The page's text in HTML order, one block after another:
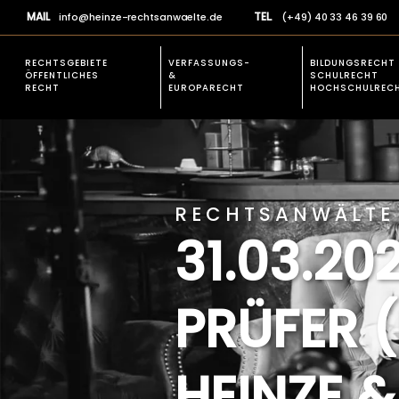
MAIL info@heinze-rechtsanwaelte.de TEL. (+49) 40 33 46 39 60
RECHTSGEBIETE
ÖFFENTLICHES
RECHT
EXPERTISE
Rechtsgebiete allgemein
Prüfungsrecht
Studienplatz einklagen
Öffentliches Baurecht
Verfassungsbeschwerden &
Europarecht
Schulrecht und Hochschulrecht
Allgemeines Verwaltungsrecht
VERFASSUNGS-
&
EUROPARECHT
BILDUNGSRECHT
SCHULRECHT
PRÜFER